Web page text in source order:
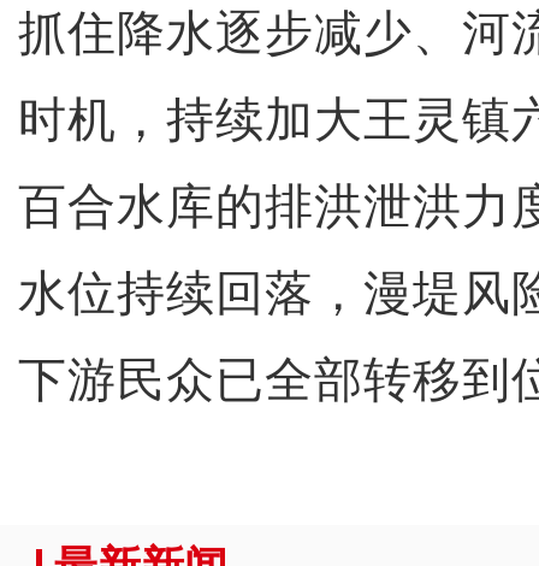
抓住降水逐步减少、河
时机，持续加大王灵镇
百合水库的排洪泄洪力
水位持续回落，漫堤风
下游民众已全部转移到